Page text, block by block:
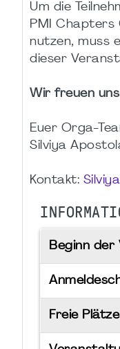
Um die
PMI Chapters
nutzen, muss
dieser
Wir freuen
Euer Orga-
Silviya
Kontakt:
Beginn
Freie Plätze